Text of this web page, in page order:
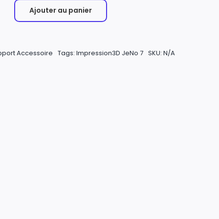
Ajouter au panier
Accessoire Tags: Impression3D JeNo 7 SKU: N/A